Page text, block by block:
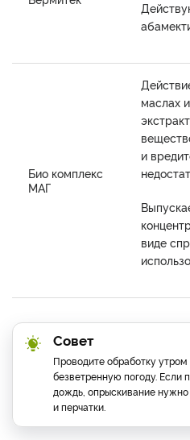
Био комплекс
МАГ
маслах
и
виде
Совет
Проводите обработку
безветренную погоду. Если
дождь, опрыскивание нужно
и перчатки.